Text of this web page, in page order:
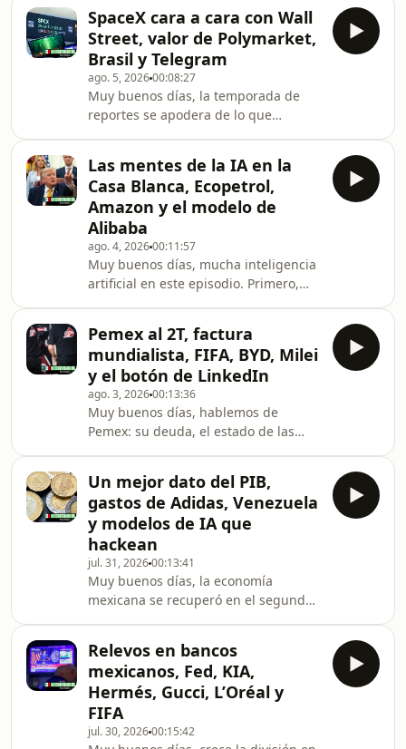
entre el preside
la exportación a Estados Unidos. En
un adelanto exclusivo, tenemos
nuevos detalles sobre la próxima
Fibra E de la CFE, ahora en voz del
director financiero de la
compañía. Binance inicia el
despliegue de su tarjeta en Venezuela
y el Papa León XIV prepara su prim
SpaceX cara a cara con Wall
Street, valor de Polymarket,
Brasil y Telegram
ago. 5, 202600:08:27
Muy buenos días, la temporada de
reportes se apodera de lo que
primera vez y le fue bien hasta eso en
su primer reporte financiero,
Polymarket ¿superará el valor de su
rival Kalshi? En Brasil, crece el
distanciamiento con Argentina y una
gigante del entretenimiento
construirá una arena de conciertos.
Mientras tanto, Apple toma ac
Las mentes de la IA en la
Casa Blanca, Ecopetrol,
Amazon y el modelo de
Alibaba
ago. 4, 202600:11:57
Muy buenos días, mucha inteligencia
artificial en este episodio. Primero,
martes con Trump. ¿De qué van a
hablar? Y luego porque Alibaba
presentó su mayor modelo de IA
hasta ahora. También hablaremos de
Ecopetrol y Petrobras, un ejemplo de
lo que se puede llegar a hacer con
México. Amazon ya vale más de US$3
billones, se acuerd
Pemex al 2T, factura
mundialista, FIFA, BYD, Milei
y el botón de LinkedIn
ago. 3, 202600:13:36
Muy buenos días, hablemos de
Pemex: su deuda, el estado de las
Mundial y es hora de pasar la factura
porque esto también alcanza a
Ollamani, la dueña del Estadio
Banorte. Mientras tanto, Gianni
Infantino se echa para atrás de su
plan con la FIFA y la Copa del Mundo.
Hablamos también del total de coches
que tiene que vender BYD p
Un mejor dato del PIB,
gastos de Adidas, Venezuela
y modelos de IA que
hackean
jul. 31, 202600:13:41
Muy buenos días, la economía
mexicana se recuperó en el segundo
de lo esperado. El gasto de Adidas en
marketing por el Mundial le pasa
factura, el FMI regresa a Venezuela
después de más de 20 años y los
modelos de IA de Anthropic
Relevos en bancos
mexicanos, Fed, KIA,
Hermés, Gucci, L’Oréal y
FIFA
jul. 30, 202600:15:42